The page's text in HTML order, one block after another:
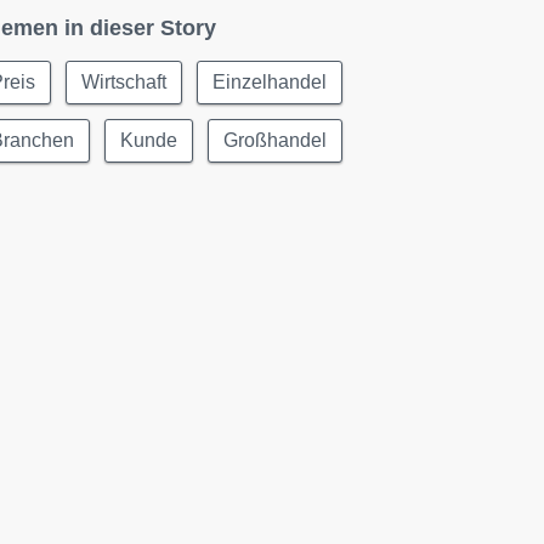
in dieser Story
Wirtschaft Einzelhandel
Kunde Großhandel